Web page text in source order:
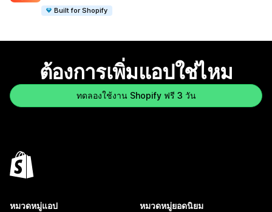
Built for Shopify
ต้องการเพิ่มแอปใช่ไหม
ทดลองใช้งาน Shopify ฟรี 3 วัน
หมวดหมู่แอป หมวดหมู่ยอดนิยม